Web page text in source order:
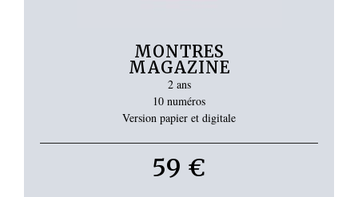
MONTRES
MAGAZINE
2 ans
10 numéros
Version papier et digitale
59 €